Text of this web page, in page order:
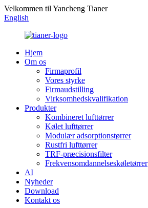
Velkommen til Yancheng Tianer
English
Hjem
Om os
Firmaprofil
Vores styrke
Firmaudstilling
Virksomhedskvalifikation
Produkter
Kombineret lufttørrer
Kølet lufttørrer
Modulær adsorptionstørrer
Rustfri lufttørrer
TRF-præcisionsfilter
Frekvensomdannelseskøletørrer
AI
Nyheder
Download
Kontakt os